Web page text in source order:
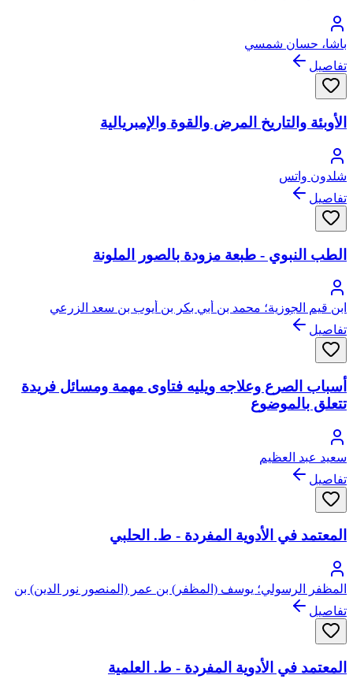
باشا، حسان شمسي
تفاصيل
الأوبئة والتاريخ المرض والقوة والإمبريالية
شلدون واتس
تفاصيل
الطب النبوي - طبعة مزودة بالصور الملونة
ابن قيم الجوزية؛ محمد بن أبي بكر بن أيوب بن سعد الزرعي
الدمشقي، أبو عبد الله، شمس الدين
تفاصيل
أسباب الصرع وعلاجه ويليه فتاوى مهمة ومسائل فريدة
تتعلق بالموضوع
سعيد عبد العظيم
تفاصيل
المعتمد في الأدوية المفردة - ط. الحلبي
المظفر الرسولي؛ يوسف (المظفر) بن عمر (المنصور نور الدين) بن
علي بن رسول التركماني اليمني، شمس الدين
تفاصيل
المعتمد في الأدوية المفردة - ط. العلمية